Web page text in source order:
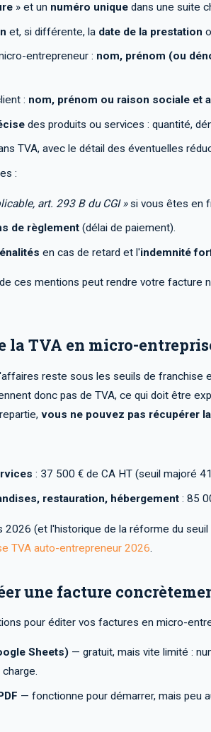
» et un numéro uniquedans une suite
et, si différente, la date de la prestation
entrepreneur : nom, prénom (ou
: nom, prénom ou raison sociale et
des produits ou services : quantité,
TVA, avec le détail des éventuelles
:
art. 293 B du CGI »si vous êtes en
de règlement(délai de paiement).
en cas de retard et l'indemnité
ces mentions peut rendre votre facture
la TVA en micro-
reste sous les seuils de franchise
donc pas de TVA, ce qui doit être
vous ne pouvez pas récupérer
: 37 500 € de CA HT (seuil majoré
restauration, hébergement: 85
2026 (et l'historique de la réforme du
TVA auto-entrepreneur 2026
une facture
pour éditer vos factures en micro-
Sheets)— gratuit, mais vite limité :
— fonctionne pour démarrer, mais peu